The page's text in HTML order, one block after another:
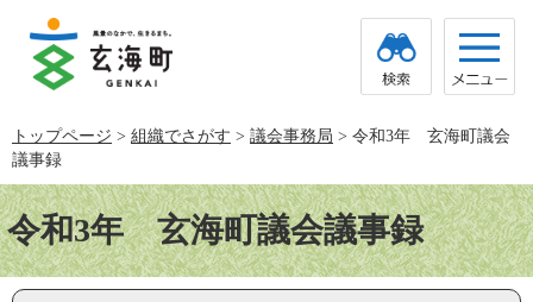
で
す。
ば
し
て
本
文
へ
トップページ > 組織でさがす > 議会事務局 > 令和3年 玄海町議会
議事録
本
文令和3年 玄海町議会議事録